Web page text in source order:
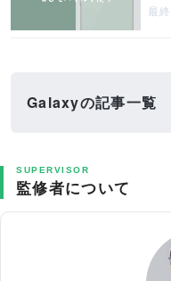
最
Galaxyの記事一覧
SUPERVISOR
監修者について